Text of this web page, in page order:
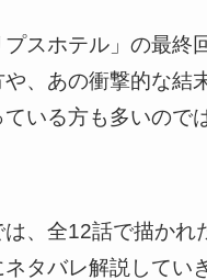
プスホテル」の最終
、あの衝撃的な結
いる方も多いので
は、全12話で描かれ
タバレ解説してい